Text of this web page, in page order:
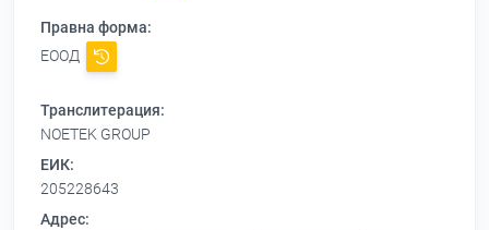
Правна форма:
ЕООД
Транслитерация:
NOETEK GROUP
ЕИК:
205228643
Адрес: